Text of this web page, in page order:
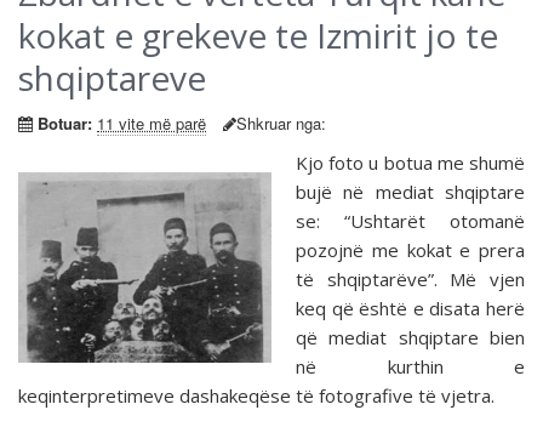
kokat e grekeve te Izmirit jo te
shqiptareve
Botuar: 11 vite më parë Shkruar nga:
Kjo foto u botua me shumë
bujë në mediat shqiptare
se: “Ushtarët otomanë
pozojnë me kokat e prera
të shqiptarëve”. Më vjen
keq që është e disata herë
që mediat shqiptare bien
në kurthin e
keqinterpretimeve dashakeqëse të fotografive të vjetra.